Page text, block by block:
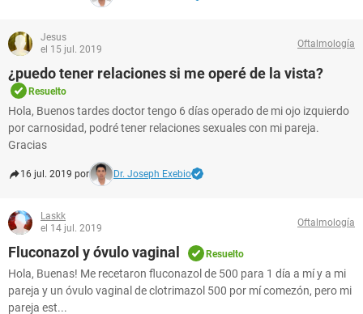
Jesus
el 15 jul. 2019
Oftalmología
¿puedo tener relaciones si me operé de la vista?
Resuelto
Hola, Buenos tardes doctor tengo 6 días operado de mi ojo izquierdo
por carnosidad, podré tener relaciones sexuales con mi pareja.
Gracias
16 jul. 2019 por Dr. Joseph Exebio
Laskk
el 14 jul. 2019
Oftalmología
Fluconazol y óvulo vaginal Resuelto
Hola, Buenas! Me recetaron fluconazol de 500 para 1 día a mí y a mi
pareja y un óvulo vaginal de clotrimazol 500 por mí comezón, pero mi
pareja est...